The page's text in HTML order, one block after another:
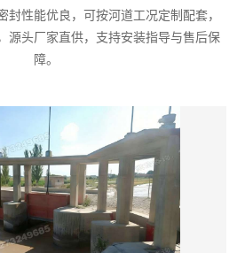
封性能优良，可按河道工况定制配套，
源头厂家直供，支持安装指导与售后保
障。